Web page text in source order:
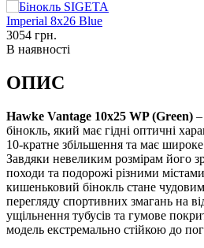
3054 грн.
В наявності
ОПИС
Hawke Vantage 10x25 WP (Green)
бінокль, який має гідні оптичні
10-кратне збільшення та має
Завдяки невеликим розмірам його
походи та подорожі різними
кишеньковий бінокль стане
перегляду спортивних змагань на
ущільнення тубусів та гумове
модель екстремально стійкою до